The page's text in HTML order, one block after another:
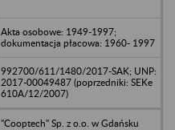
Akta osobowe: 1949-1997;
dokumentacja płacowa: 1960- 1997
992700/611/1480/2017-SAK; UNP:
2017-00049487 (poprzedniki: SEKe
610A/12/2007)
"Cooptech" Sp. z o.o. w Gdańsku